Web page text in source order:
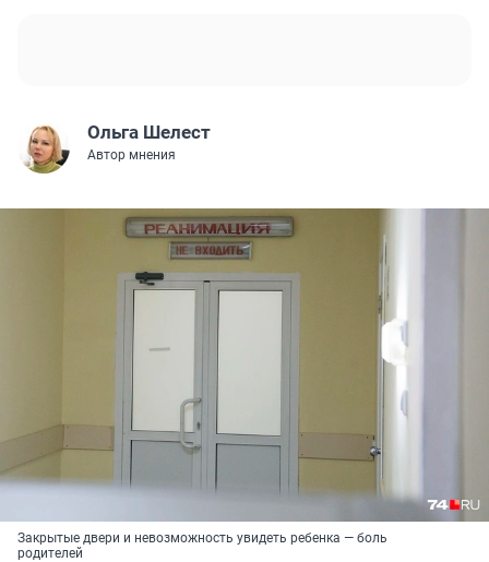
Ольга Шелест
Автор мнения
Закрытые двери и невозможность увидеть ребенка — боль
родителей